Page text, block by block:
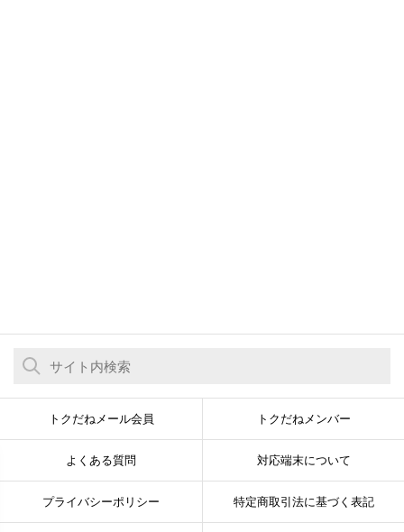
トクだねメール会員 トクだねメンバー
よくある質問 対応端末について
プライバシーポリシー 特定商取引法に基づく表記